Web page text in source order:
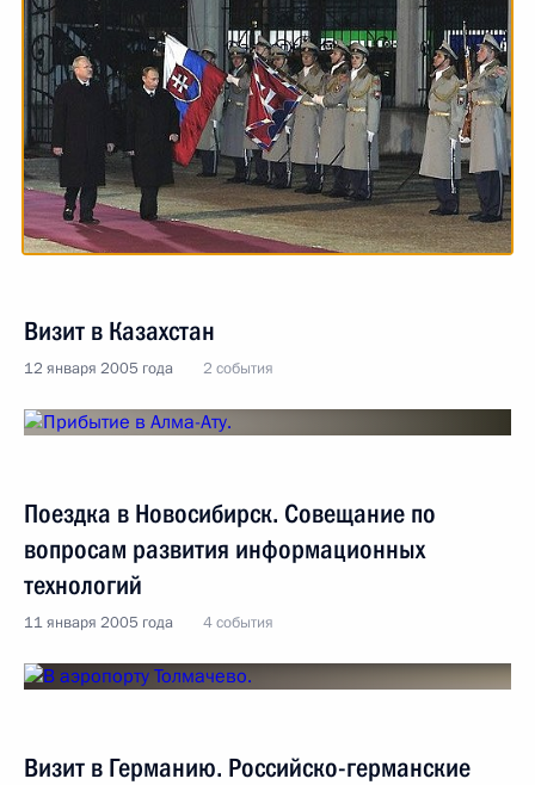
Визит в Казахстан
12 января 2005 года 2 события
Поездка в Новосибирск. Совещание по
вопросам развития информационных
технологий
11 января 2005 года 4 события
Визит в Германию. Российско-германские